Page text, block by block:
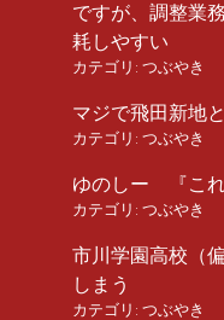
ですが、調整業
耗しやすい
カテゴリ: つぶやき
マジで飛田新地
カテゴリ: つぶやき
ゆのしー 『これ
カテゴリ: つぶやき
市川学園高校（
しまう
カテゴリ: つぶやき